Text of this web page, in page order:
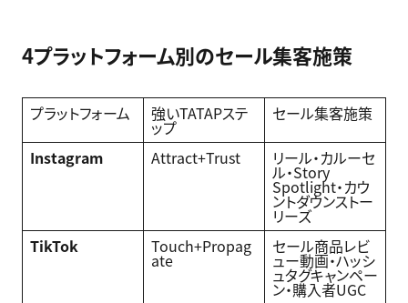
4プラットフォーム別のセール集客施策
プラットフォーム 強いTATAPステ
ップ
セール集客施策
Instagram Attract+Trust リール・カルーセ
ル・Story
Spotlight・カウ
ントダウンストー
リーズ
TikTok
Touch+Propag
ate
セール商品レビ
ュー動画・ハッシ
ュタグキャンペー
ン・購入者UGC